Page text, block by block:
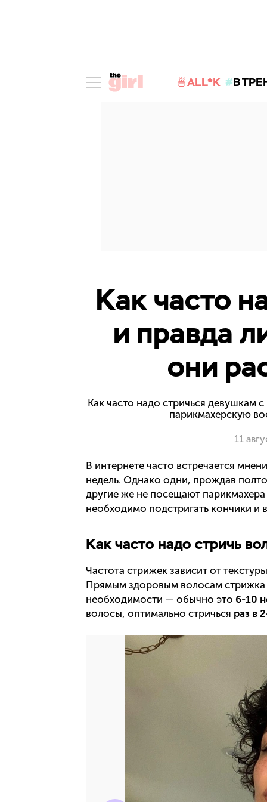
🍜ALL*K В
Как часто
и правда
они
Как часто надо стричься девушкам
парикмахерскую
11
В интернете часто встречается
недель. Однако одни, прождав
другие же не посещают парикмахера
необходимо подстригать кончики и
Как часто надо стричь
Частота стрижек зависит от
Прямым здоровым волосам стрижка
необходимости — обычно это 6-10
волосы, оптимально стричься раз в